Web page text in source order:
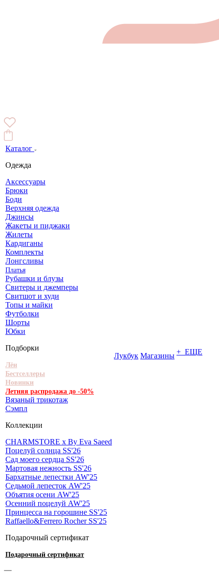
Каталог
Одежда
Аксессуары
Брюки
Боди
Верхняя одежда
Джинсы
Жакеты и пиджаки
Жилеты
Кардиганы
Комплекты
Лонгсливы
Платья
Рубашки и блузы
Свитеры и джемперы
Свитшот и худи
Топы и майки
Футболки
Шорты
Юбки
Подборки
Лён
Бестселлеры
Новинки
Летняя распродажа до -50%
Вязаный трикотаж
Сэмпл
Коллекции
CHARMSTORE х By Eva Saeed
Поцелуй солнца SS'26
Сад моего сердца SS'26
Мартовая нежность SS'26
Бархатные лепестки AW'25
Седьмой лепесток AW'25
Объятия осени AW'25
Осенний поцелуй AW'25
Принцесса на горошине SS'25
Raffaello&Ferrero Rocher SS'25
Подарочный сертификат
Подарочный сертификат
Лукбук Магазины + ЕЩЕ